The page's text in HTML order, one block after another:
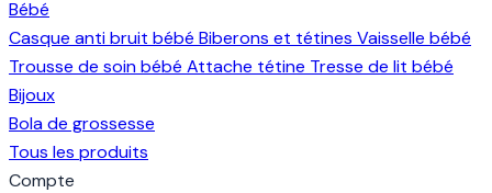
Bébé
Casque anti bruit bébé Biberons et tétines Vaisselle bébé
Trousse de soin bébé Attache tétine Tresse de lit bébé
Bijoux
Bola de grossesse
Tous les produits
Compte